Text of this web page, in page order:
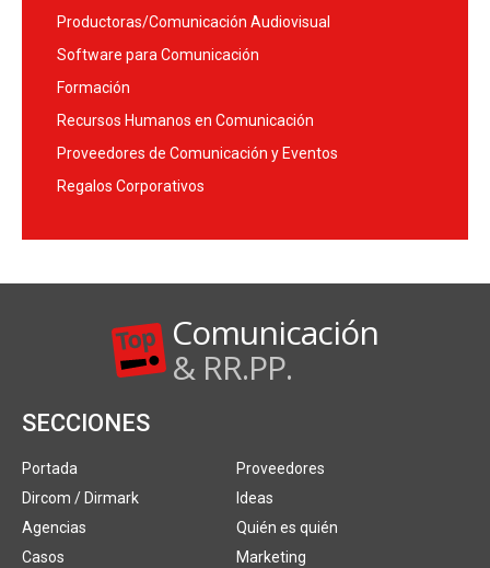
Productoras/Comunicación Audiovisual
Software para Comunicación
Formación
Recursos Humanos en Comunicación
Proveedores de Comunicación y Eventos
Regalos Corporativos
Comunicación
& RR.PP.
SECCIONES
Portada
Dircom / Dirmark
Agencias
Casos
Proveedores
Ideas
Quién es quién
Marketing